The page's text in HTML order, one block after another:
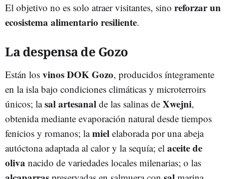
El objetivo no es solo atraer visitantes, sino reforzar un
ecosistema alimentario resiliente.
La despensa de Gozo
Están los vinos DOK Gozo, producidos íntegramente
en la isla bajo condiciones climáticas y microterroirs
únicos; lasal artesanal de las salinas de Xwejni,
obtenida mediante evaporación natural desde tiempos
fenicios y romanos; lamiel elaborada por una abeja
autóctona adaptada al calor y la sequía; el aceite de
oliva nacido de variedades locales milenarias; o las